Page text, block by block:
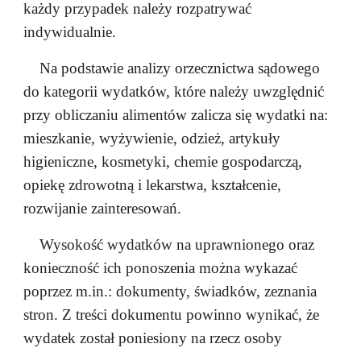
każdy przypadek należy rozpatrywać
indywidualnie.
Na podstawie analizy orzecznictwa sądowego
do kategorii wydatków, które należy uwzględnić
przy obliczaniu alimentów zalicza się wydatki na:
mieszkanie, wyżywienie, odzież, artykuły
higieniczne, kosmetyki, chemie gospodarczą,
opiekę zdrowotną i lekarstwa, kształcenie,
rozwijanie zainteresowań.
Wysokość wydatków na uprawnionego oraz
konieczność ich ponoszenia można wykazać
poprzez m.in.: dokumenty, świadków, zeznania
stron. Z treści dokumentu powinno wynikać, że
wydatek został poniesiony na rzecz osoby